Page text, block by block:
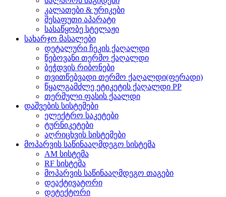
კალათები & ურიკები
შესაფუთი აპარატი
სასაწყობე სტელაჟი
სახარჯო მასალები
დეტალური ჩეკის ქაღალდი
წებოვანი თერმო ქაღალდი
ბეჭდვის რიბონები
თვითწებვადი თერმო ქაღალდი(ფერადი)
წყალგამძლე ეტიკეტის ქაღალდი PP
თერმული ფასის ქაალდი
დაშვების სისტემები
ელექტრო საკეტები
ტურნიკეტები
აღრიცხვის სისტემები
მოპარვის საწინააღმდეგო სისტემა
AM სისტემა
RF სისტემა
მოპარვის საწინააღმდეგო თაგები
დეაქტივატორი
დეტექტორი